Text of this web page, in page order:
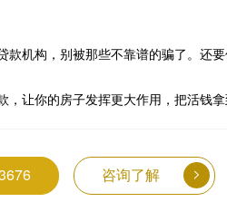
机构，别被那些不靠谱的骗了。还
让你的房子发挥更大作用，把活钱拿
咨询了解